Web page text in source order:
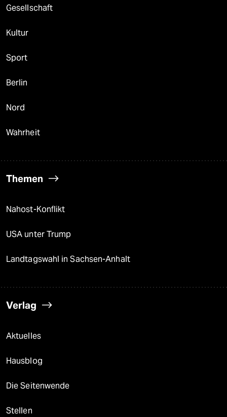
Gesellschaft
Kultur
Sport
Berlin
Nord
Wahrheit
Themen
Nahost-Konflikt
USA unter Trump
Landtagswahl in Sachsen-Anhalt
Verlag
Aktuelles
Hausblog
Die Seitenwende
Stellen